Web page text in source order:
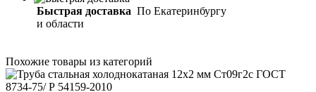
Быстрая доставка По Екатеринбургу
и области
Похожие товары из категорий